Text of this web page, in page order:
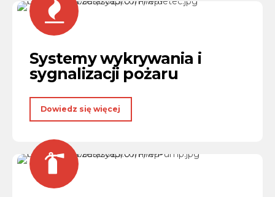
Systemy wykrywania i
sygnalizacji pożaru
Dowiedz się więcej